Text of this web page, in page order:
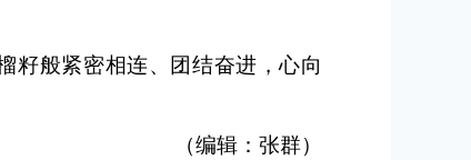
般紧密相连、团结奋进，心向
（编辑：张群）